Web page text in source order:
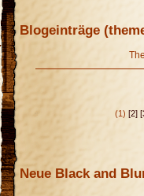
Blogeinträge
(1) [2]
Neue Black and